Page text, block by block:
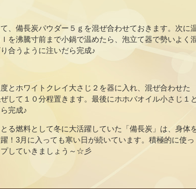
、備長炭パウダー５ｇを混ぜ合わせておきます。次に
を沸騰寸前まで小鍋で温めたら、泡立て器で勢いよく
合うように注いだら完成♪
とホワイトクレイ大さじ２を器に入れ、混ぜ合わせた
して１０分程置きます。最後にホホバオイル小さじ１と
完成♪
る燃料として冬に大活躍していた「備長炭」は、身体
！3月に入っても寒い日が続いています。積極的に使っ
していきましょう～☆彡